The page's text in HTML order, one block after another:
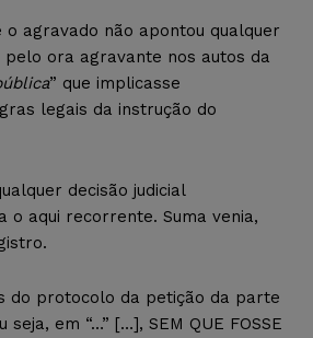
o agravado não apontou qualquer
ora agravante nos autos da
” que implicasse
legais da instrução do
decisão judicial
o aqui recorrente. Suma venia,
do protocolo da petição da parte
em “…” […], SEM QUE FOSSE